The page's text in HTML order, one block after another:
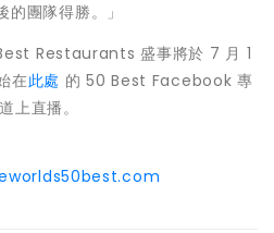
團隊得勝。」
Restaurants 盛事將於 7 月 1
在此處 的 50 Best Facebook 專
上直播。